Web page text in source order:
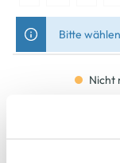
Bitte
Nicht